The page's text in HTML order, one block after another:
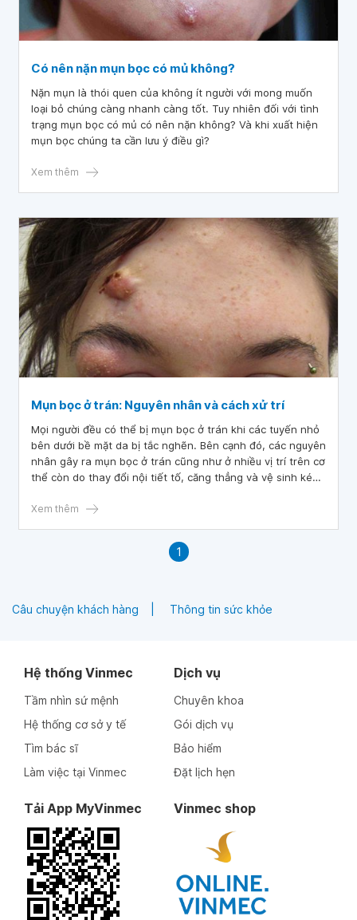
Có nên nặn mụn bọc có mủ không?
Nặn mụn là thói quen của không ít người với mong muốn
loại bỏ chúng càng nhanh càng tốt. Tuy nhiên đối với tình
trạng mụn bọc có mủ có nên nặn không? Và khi xuất hiện
mụn bọc chúng ta cần lưu ý điều gì?
Xem thêm
Mụn bọc ở trán: Nguyên nhân và cách xử trí
Mọi người đều có thể bị mụn bọc ở trán khi các tuyến nhỏ
bên dưới bề mặt da bị tắc nghẽn. Bên cạnh đó, các nguyên
nhân gây ra mụn bọc ở trán cũng như ở nhiều vị trí trên cơ
thể còn do thay đổi nội tiết tố, căng thẳng và vệ sinh kém.
khỏe nghiêm trọng nào nhưng tình trạng này lại gây khó
Xem thêm
1
Câu chuyện khách hàng Thông tin sức khỏe
Hệ thống Vinmec
Tầm nhìn sứ mệnh
Hệ thống cơ sở y tế
Tìm bác sĩ
Làm việc tại Vinmec
Dịch vụ
Chuyên khoa
Gói dịch vụ
Bảo hiểm
Đặt lịch hẹn
Tải App MyVinmec Vinmec shop